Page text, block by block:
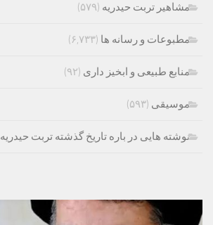
مشاهیر تربت حیدریه (۵۷۹)
مطبوعات و رسانه ها (۶,۷۳۳)
منابع طبیعی و ابخیز داری (۹۲)
موسیقی (۵۹۳)
نوشته هایی در باره تاریخ گذشته تربت حیدریه